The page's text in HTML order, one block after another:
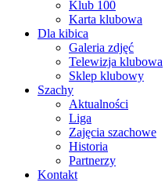
Klub 100
Karta klubowa
Dla kibica
Galeria zdjęć
Telewizja klubowa
Sklep klubowy
Szachy
Aktualności
Liga
Zajęcia szachowe
Historia
Partnerzy
Kontakt